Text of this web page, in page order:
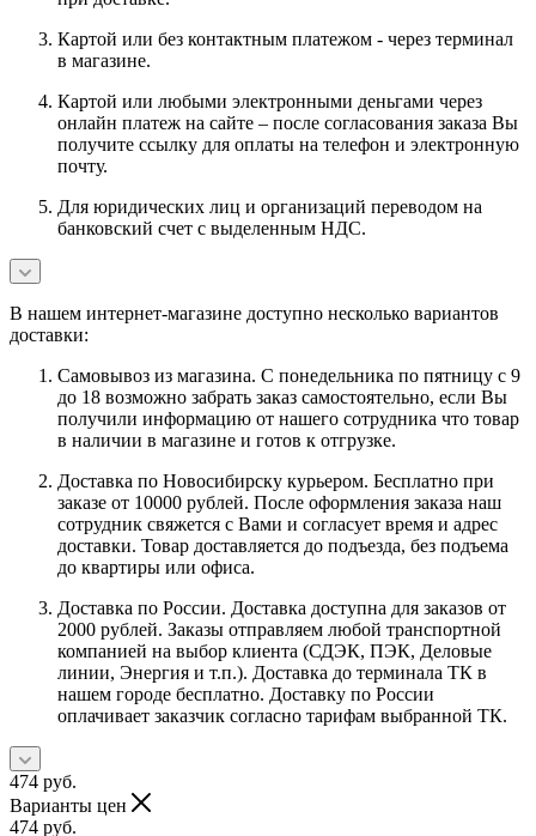
Картой или без контактным платежом - через терминал
в магазине.
Картой или любыми электронными деньгами через
онлайн платеж на сайте – после согласования заказа Вы
получите ссылку для оплаты на телефон и электронную
почту.
Для юридических лиц и организаций переводом на
банковский счет с выделенным НДС.
В нашем интернет-магазине доступно несколько вариантов
доставки:
Самовывоз из магазина. С понедельника по пятницу с 9
до 18 возможно забрать заказ самостоятельно, если Вы
получили информацию от нашего сотрудника что товар
в наличии в магазине и готов к отгрузке.
Доставка по Новосибирску курьером. Бесплатно при
заказе от 10000 рублей. После оформления заказа наш
сотрудник свяжется с Вами и согласует время и адрес
доставки. Товар доставляется до подъезда, без подъема
до квартиры или офиса.
Доставка по России. Доставка доступна для заказов от
2000 рублей. Заказы отправляем любой транспортной
компанией на выбор клиента (СДЭК, ПЭК, Деловые
линии, Энергия и т.п.). Доставка до терминала ТК в
нашем городе бесплатно. Доставку по России
оплачивает заказчик согласно тарифам выбранной ТК.
474 руб.
Варианты цен
474 руб.